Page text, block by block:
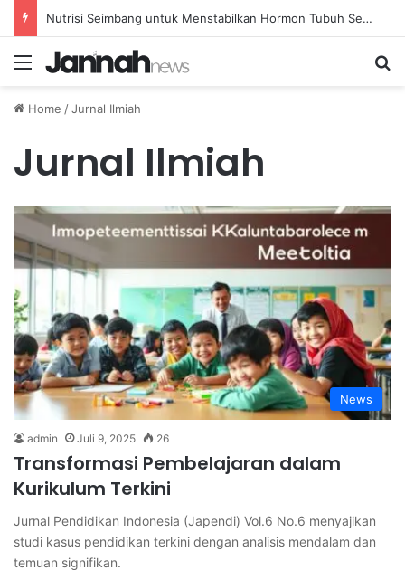
Nutrisi Seimbang untuk Menstabilkan Hormon Tubuh Secara Alami dan Aman Setiap Hari
Menu
Home /Jurnal Ilmiah
Jurnal Ilmiah
News
admin Juli 9, 2025 26
Transformasi Pembelajaran dalam
Kurikulum Terkini
Jurnal Pendidikan Indonesia (Japendi) Vol.6 No.6 menyajikan
studi kasus pendidikan terkini dengan analisis mendalam dan
temuan signifikan.